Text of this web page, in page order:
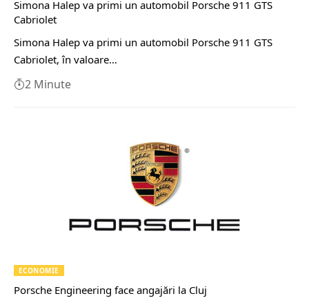
Simona Halep va primi un automobil Porsche 911 GTS
Cabriolet
Simona Halep va primi un automobil Porsche 911 GTS
Cabriolet, în valoare…
2 Minute
ECONOMIE
Porsche Engineering face angajări la Cluj